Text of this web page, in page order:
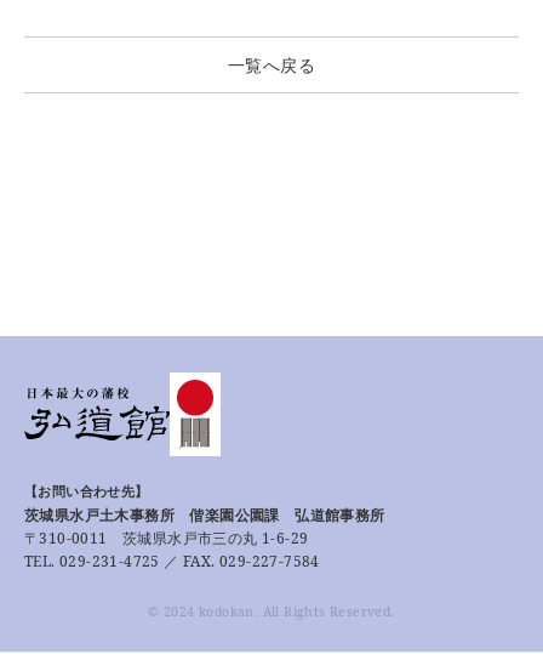
一覧へ戻る
【お問い合わせ先】
茨城県水戸土木事務所 偕楽園公園課 弘道館事務所
〒310-0011 茨城県水戸市三の丸 1-6-29
TEL. 029-231-4725 ／ FAX. 029-227-7584
© 2024 kodokan. All Rights Reserved.